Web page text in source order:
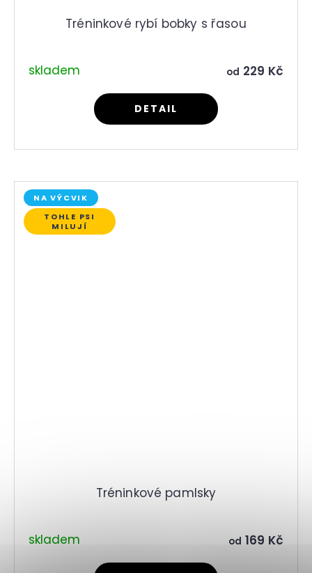
Tréninkové rybí bobky s řasou
skladem od 229 Kč
DETAIL
NA VÝCVIK
TOHLE PSI
MILUJÍ
Tréninkové pamlsky
skladem od 169 Kč